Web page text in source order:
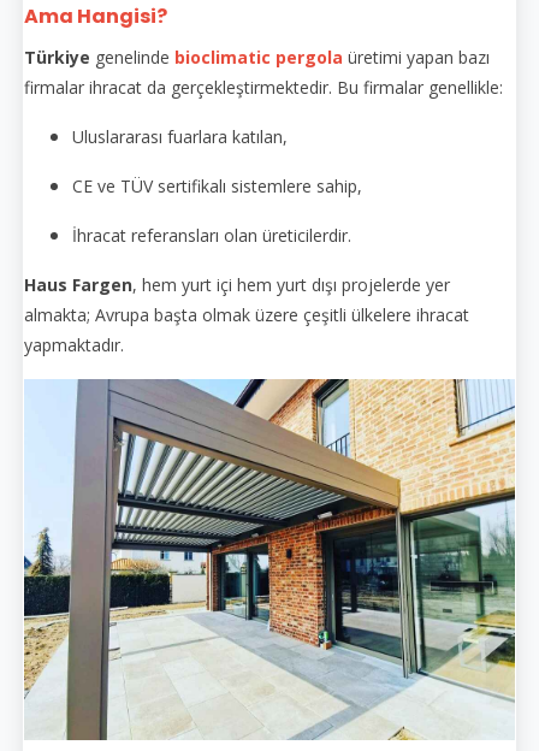
Ama Hangisi?
Türkiye genelinde bioclimatic pergola üretimi yapan bazı
firmalar ihracat da gerçekleştirmektedir. Bu firmalar genellikle:
Uluslararası fuarlara katılan,
CE ve TÜV sertifikalı sistemlere sahip,
İhracat referansları olan üreticilerdir.
Haus Fargen, hem yurt içi hem yurt dışı projelerde yer
almakta; Avrupa başta olmak üzere çeşitli ülkelere ihracat
yapmaktadır.